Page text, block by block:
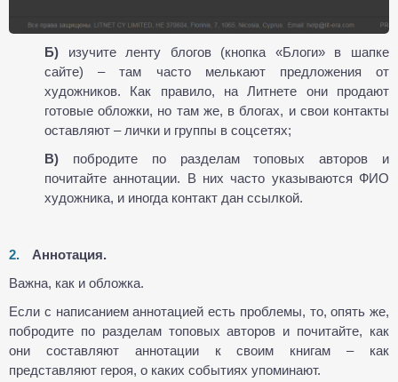
Б) изучите ленту блогов (кнопка «Блоги» в шапке
сайте) – там часто мелькают предложения от
художников. Как правило, на Литнете они продают
готовые обложки, но там же, в блогах, и свои контакты
оставляют – лички и группы в соцсетях;
В) побродите по разделам топовых авторов и
почитайте аннотации. В них часто указываются ФИО
художника, и иногда контакт дан ссылкой.
Аннотация.
Важна, как и обложка.
Если с написанием аннотацией есть проблемы, то, опять же,
побродите по разделам топовых авторов и почитайте, как
они составляют аннотации к своим книгам – как
представляют героя, о каких событиях упоминают.